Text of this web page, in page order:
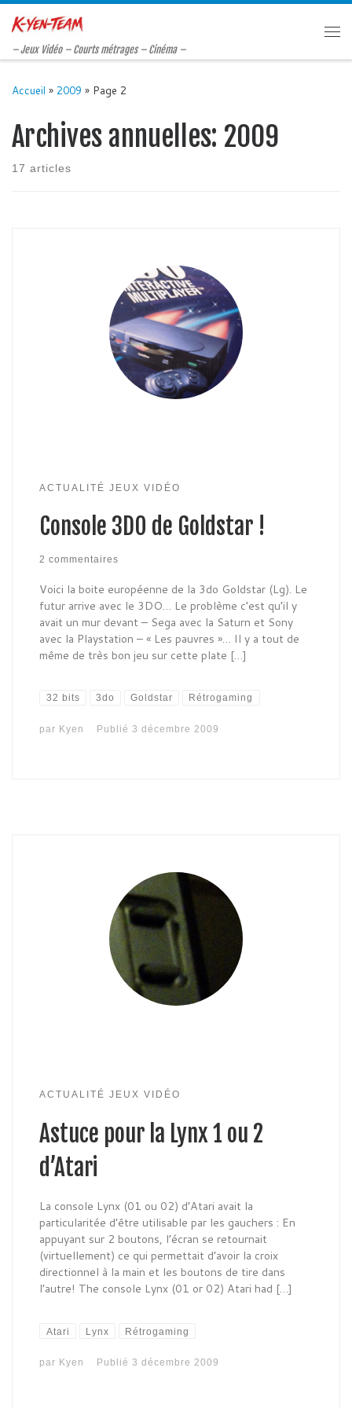
Passer au contenu
– Jeux Vidéo – Courts métrages – Cinéma –
Accueil » 2009 » Page 2
Archives annuelles: 2009
17 articles
ACTUALITÉ JEUX VIDÉO
Console 3DO de Goldstar !
2 commentaires
Voici la boite européenne de la 3do Goldstar (Lg). Le
futur arrive avec le 3DO… Le problème c’est qu’il y
avait un mur devant – Sega avec la Saturn et Sony
avec la Playstation – « Les pauvres »… Il y a tout de
même de très bon jeu sur cette plate […]
32 bits 3do Goldstar Rétrogaming
par Kyen Publié3 décembre 2009
ACTUALITÉ JEUX VIDÉO
Astuce pour la Lynx 1 ou 2
d’Atari
La console Lynx (01 ou 02) d’Atari avait la
particularitée d’être utilisable par les gauchers : En
appuyant sur 2 boutons, l’écran se retournait
(virtuellement) ce qui permettait d’avoir la croix
directionnel à la main et les boutons de tire dans
l’autre! The console Lynx (01 or 02) Atari had […]
Atari Lynx Rétrogaming
par Kyen Publié3 décembre 2009